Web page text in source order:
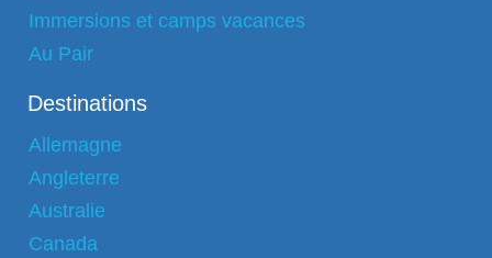
Immersions et camps vacances
Au Pair
Destinations
Allemagne
Angleterre
Australie
Canada